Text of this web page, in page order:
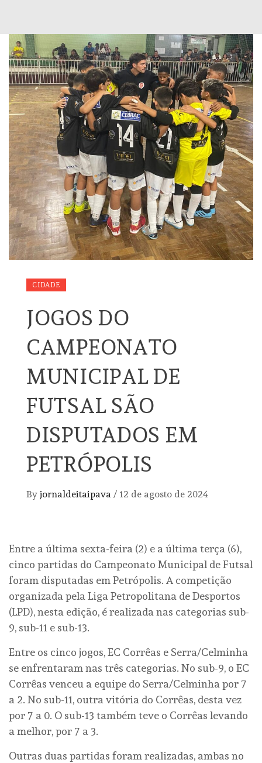
CIDADE
JOGOS DO
CAMPEONATO
MUNICIPAL DE
FUTSAL SÃO
DISPUTADOS EM
PETRÓPOLIS
By jornaldeitaipava / 12 de agosto de 2024
Entre a última sexta-feira (2) e a última terça (6),
cinco partidas do Campeonato Municipal de Futsal
foram disputadas em Petrópolis. A competição
organizada pela Liga Petropolitana de Desportos
(LPD), nesta edição, é realizada nas categorias sub-
9, sub-11 e sub-13.
Entre os cinco jogos, EC Corrêas e Serra/Celminha
se enfrentaram nas três categorias. No sub-9, o EC
Corrêas venceu a equipe do Serra/Celminha por 7
a 2. No sub-11, outra vitória do Corrêas, desta vez
por 7 a 0. O sub-13 também teve o Corrêas levando
a melhor, por 7 a 3.
Outras duas partidas foram realizadas, ambas no